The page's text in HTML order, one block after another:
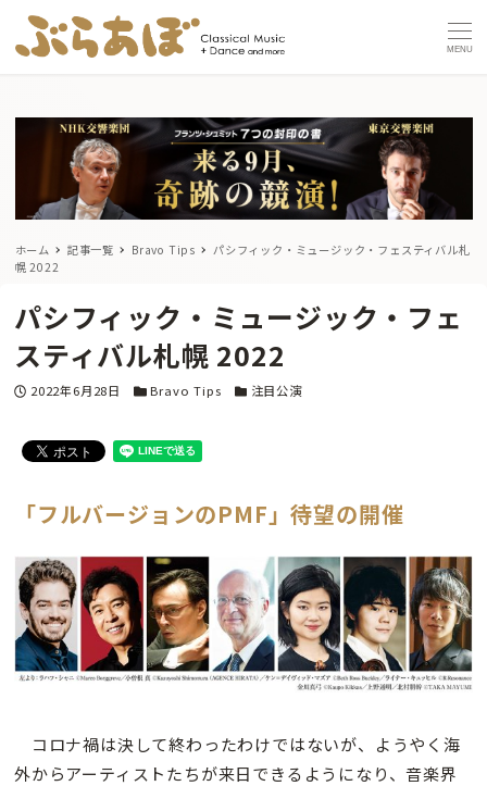
MENU
ホーム 記事一覧 Bravo Tips
パシフィック・ミュージック・フェスティバル札
幌 2022
パシフィック・ミュージック・フェ
スティバル札幌 2022
投稿日
2022年6月28日 カテゴリー
Bravo Tips カテゴリー
注目公演
「フルバージョンのPMF」待望の開催
コロナ禍は決して終わったわけではないが、ようやく海
外からアーティストたちが来日できるようになり、音楽界